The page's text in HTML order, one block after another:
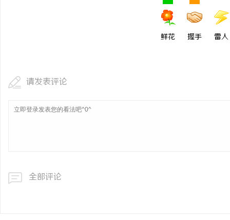
鲜花 握手 雷人
请发表评论
全部评论
770FE20耐磨改性颗粒
命性材料